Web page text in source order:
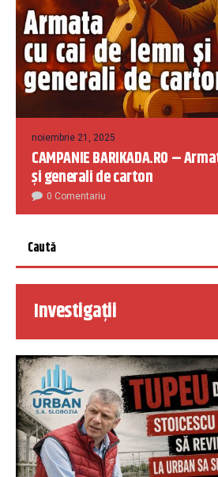
noiembrie 21, 2025
CAMPANIE BARIKADA.RO –
și generali de carton
0 Comentariu
Investigații